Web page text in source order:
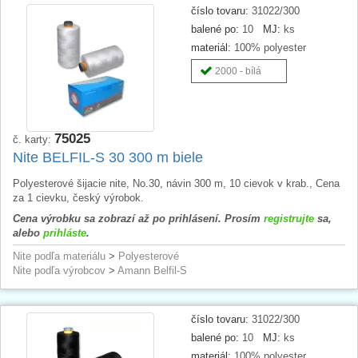
číslo tovaru: 31022/300
balené po: 10 MJ: ks
materiál: 100% polyester
2000 - bílá
č. karty: 75025
Nite BELFIL-S 30 300 m biele
Polyesterové šijacie nite, No.30, návin 300 m, 10 cievok v krab., Cena
za 1 cievku, český výrobok.
Cena výrobku sa zobrazí až po prihlásení. Prosím registrujte sa,
alebo prihláste.
Nite podľa materiálu > Polyesterové
Nite podľa výrobcov > Amann Belfil-S
číslo tovaru: 31022/300
balené po: 10 MJ: ks
materiál: 100% polyester